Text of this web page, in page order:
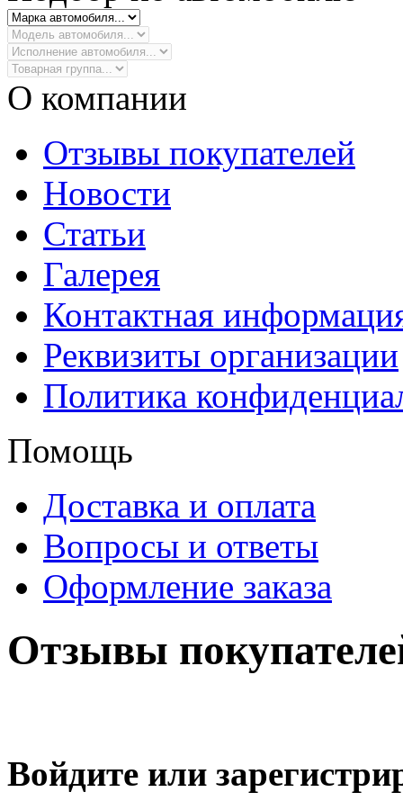
О компании
Отзывы покупателей
Новости
Статьи
Галерея
Контактная
Реквизиты организации
Политика
Помощь
Доставка и оплата
Вопросы и ответы
Оформление заказа
Отзывы
Войдите или